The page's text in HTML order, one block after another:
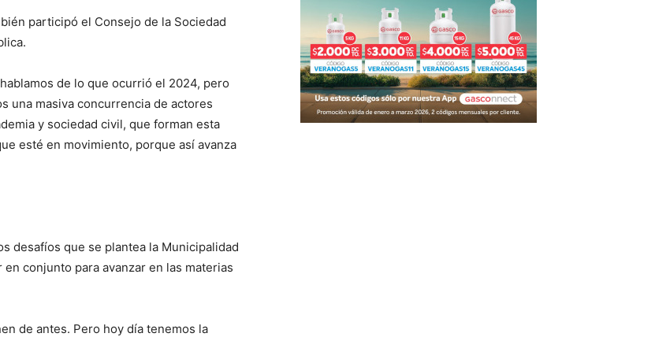
participó el Consejo de la Sociedad
de lo que ocurrió el 2024, pero
una masiva concurrencia de actores
y sociedad civil, que forman esta
esté en movimiento, porque así avanza
desafíos que se plantea la Municipalidad
conjunto para avanzar en las materias
de antes. Pero hoy día tenemos la